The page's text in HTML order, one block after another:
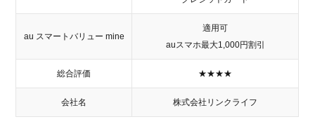
au スマートバリュー mine
適用可
auスマホ最大1,000円割引
総合評価 ★★★★
会社名 株式会社リンクライフ